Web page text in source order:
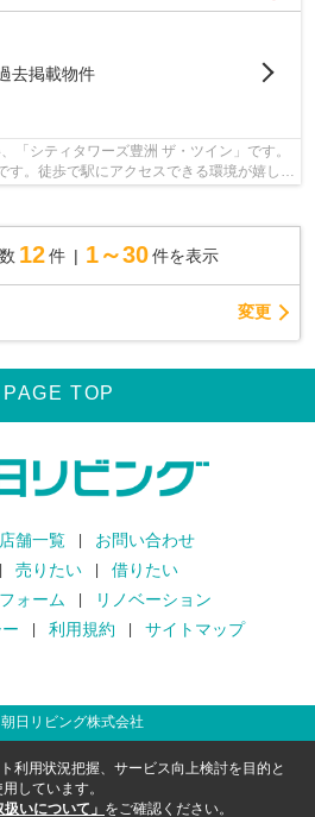
去掲載物件
「シティタワーズ豊洲 ザ・ツイン」です。
す。徒歩で駅にアクセスできる環境が嬉し
す。地震エネルギー...
12 件 1～30 件を表示
変更
PAGE TOP
店舗一覧
お問い合わせ
売りたい
借りたい
ォーム
リノベーション
利用規約 サイトマップ
朝日リビング株式会社
利用状況把握、サービス向上検討を目的と
しています。
扱いについて」 をご確認ください。